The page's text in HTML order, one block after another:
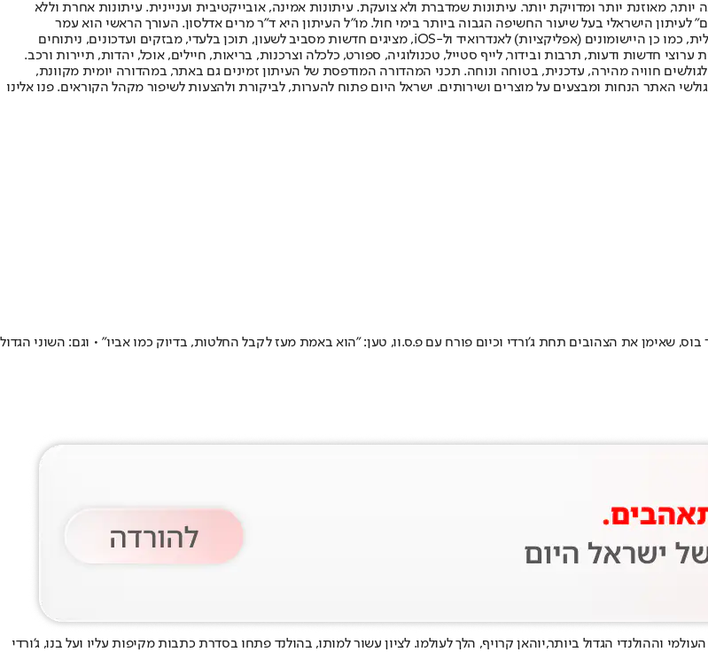
מאוזנת יותר ומדויקת יותר. עיתונות שמדברת ולא צועקת. עיתונות אמינה, אובייקטיבית ועניינית. עיתונות אחרת וללא
הראשונה פורסמה ב-30 ביולי 2007, וב-2010 הפך "ישראל היום" לעיתון הישראלי בעל שיעור החשיפה הגבוה ביותר בימי חול. מו"ל העיתון היא ד"ר מרים אדלסון. העורך הראשי הוא עמר
לחמנוביץ, והעורך המייסד הוא עמוס רגב. אתרי האינטרנט של "ישראל היום" בעברית ובאנגלית, כמו כן היישומונים (אפליקציות) לאנדרואיד ול-iOS, מציגים חדשות מסביב לשעון, תוכן בלעדי, מבזקים ועדכונים, ניתוחים
חדשות ודעות, תרבות ובידור, לייף סטייל, טכנולוגיה, ספורט, כלכלה וצרכנות, בריאות, חיילים, אוכל, יהדות, תיירות ורכב.
לגולשים חוויה מהירה, עדכנית, בטוחה ונוחה. תכני המהדורה המודפסת של העיתון זמינים גם באתר, במהדורה יומית מקוונת,
האתר הנחות ומבצעים על מוצרים ושירותים. ישראל היום פתוח להערות, לביקורת ולהצעות לשיפור מקהל הקוראים. פנו אלינו
בוס, שאימן את הצהובים תחת ג'ורדי וכיום פורח עם פ.ס.וו, טען: "הוא באמת מעז לקבל החלטות, בדיוק כמו אביו" • וגם: השוני הגדול
יוהאן קרויף, הלך לעולמו. לציון עשור למותו, בהולנד פתחו בסדרת כתבות מקיפות עליו ועל בנו, ג'ורדי